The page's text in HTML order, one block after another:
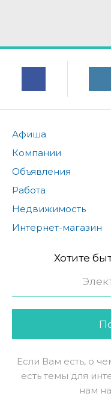
Афиша
Компании
Объявления
Работа
Недвижимость
Интернет-магазин
Хотите
Если Вам есть, о
есть темы для
нам